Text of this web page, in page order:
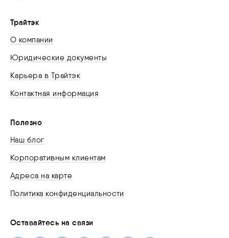
Трайтэк
О компании
Юридические документы
Карьера в Трайтэк
Контактная информация
Полезно
Наш блог
Корпоративным клиентам
Адреса на карте
Политика конфиденциальности
Оставайтесь на связи